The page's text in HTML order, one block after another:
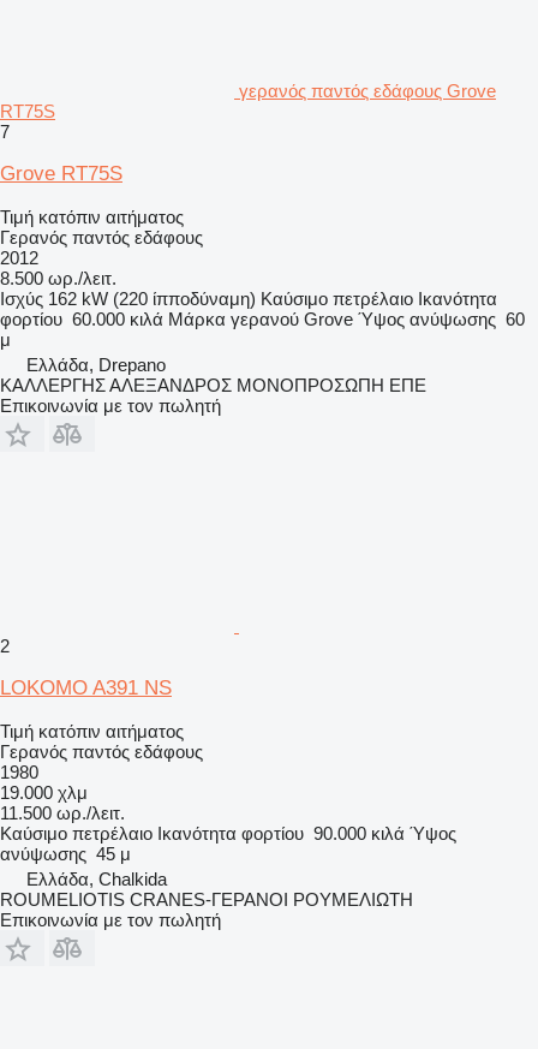
γερανός παντός εδάφους Grove
RT75S
7
Grove RT75S
Τιμή κατόπιν αιτήματος
Γερανός παντός εδάφους
2012
8.500 ωρ./λειτ.
Ισχύς 162 kW (220 ίπποδύναμη) Καύσιμο πετρέλαιο Ικανότητα
φορτίου 60.000 κιλά Μάρκα γερανού Grove Ύψος ανύψωσης 60
μ
Ελλάδα, Drepano
ΚΑΛΛΕΡΓΗΣ ΑΛΕΞΑΝΔΡΟΣ ΜΟΝΟΠΡΟΣΩΠΗ ΕΠΕ
Επικοινωνία με τον πωλητή
2
LOKOMO A391 NS
Τιμή κατόπιν αιτήματος
Γερανός παντός εδάφους
1980
19.000 χλμ
11.500 ωρ./λειτ.
Καύσιμο πετρέλαιο Ικανότητα φορτίου 90.000 κιλά Ύψος
ανύψωσης 45 μ
Ελλάδα, Chalkida
ROUMELIOTIS CRANES-ΓΕΡΑΝΟΙ ΡΟΥΜΕΛΙΩΤΗ
Επικοινωνία με τον πωλητή